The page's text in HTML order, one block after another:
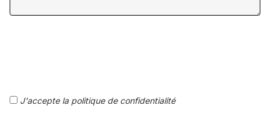
J'accepte la politique de confidentialité